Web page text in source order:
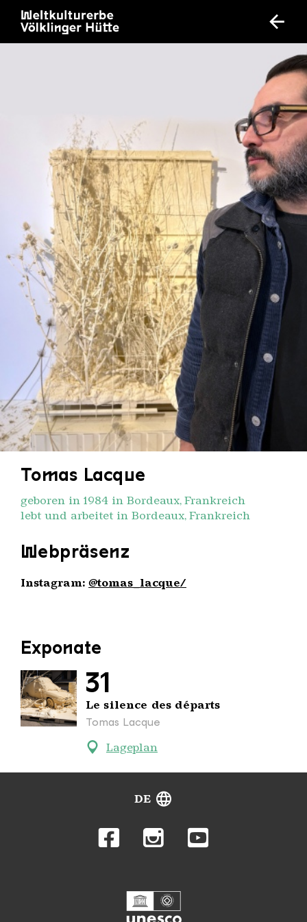
Tomas Lacque
geboren in 1984 in Bordeaux, Frankreich
lebt und arbeitet in Bordeaux, Frankreich
Webpräsenz
Instagram: @tomas_lacque/
Exponate
31
Le silence des départs
Tomas Lacque
Lageplan
DE